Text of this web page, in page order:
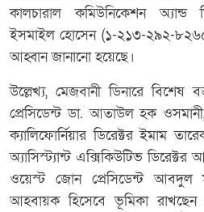
কালচারাল কমিউনিকেশন অ্যান্ড
ইসমাইল হোসেন (১-২১৩-২৯২-
আহ্বান জানানো হয়েছে।
উল্লেখ্য, মেজবানী ডিনারে বিশেষ
প্রেসিডেন্ট ডা. আতাউল হক
ক্যালিফোর্নিয়ার ডিরেক্টর ইমাম
অ্যাসিস্ট্যান্ট এক্সিকিউটিভ
ওয়েস্ট জোন প্রেসিডেন্ট আবদুল
আহবায়ক হিসেবে ভূমিকা রাখছেন